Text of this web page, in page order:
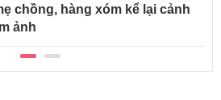
chồng, hàng xóm kể lại cảnh
ảnh